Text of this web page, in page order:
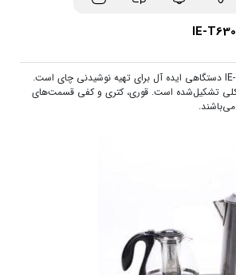
چای ساز آیسن مدل IE-T630 دستگاهی ایده آل برای تهیه نوشیدنی چای است.
تشکیل‌شده است. قوری، کتری و کفی قسمت‌های